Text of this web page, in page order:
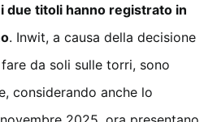
due titoli hanno registrato in
. Inwit, a causa della decisione
da soli sulle torri, sono
considerando anche lo